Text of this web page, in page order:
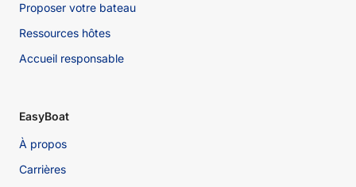
Proposer votre bateau
Ressources hôtes
Accueil responsable
EasyBoat
À propos
Carrières